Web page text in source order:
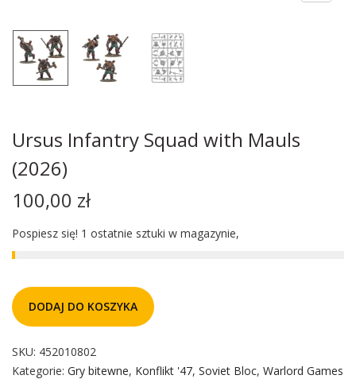
Ursus Infantry Squad with Mauls
(2026)
100,00 zł
Pospiesz się! 1 ostatnie sztuki w magazynie,
DODAJ DO KOSZYKA
SKU: 452010802
Kategorie: Gry bitewne, Konflikt '47, Soviet Bloc, Warlord Games